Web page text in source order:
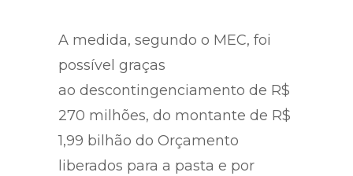
A medida, segundo o MEC, foi
possível graças
ao descontingenciamento de R$
270 milhões, do montante de R$
1,99 bilhão do Orçamento
liberados para a pasta e por